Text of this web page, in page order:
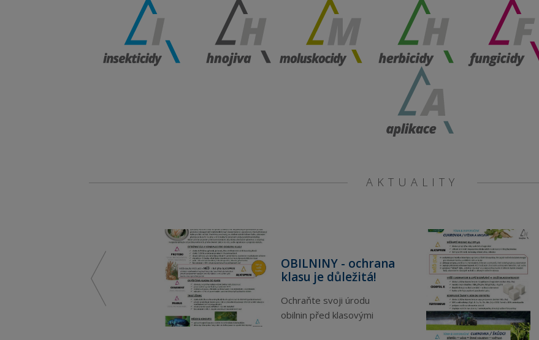
AKTUALITY
Hledáme posilu do
našeho obchodního
OBILNINY - ochrana
klasu je důležitá!
Ochraňte svoji úrodu
obilnin před klasovými